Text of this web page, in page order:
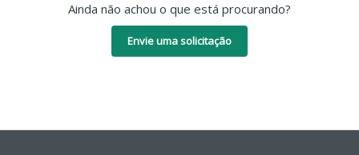
Ainda não achou o que está procurando?
Envie uma solicitação